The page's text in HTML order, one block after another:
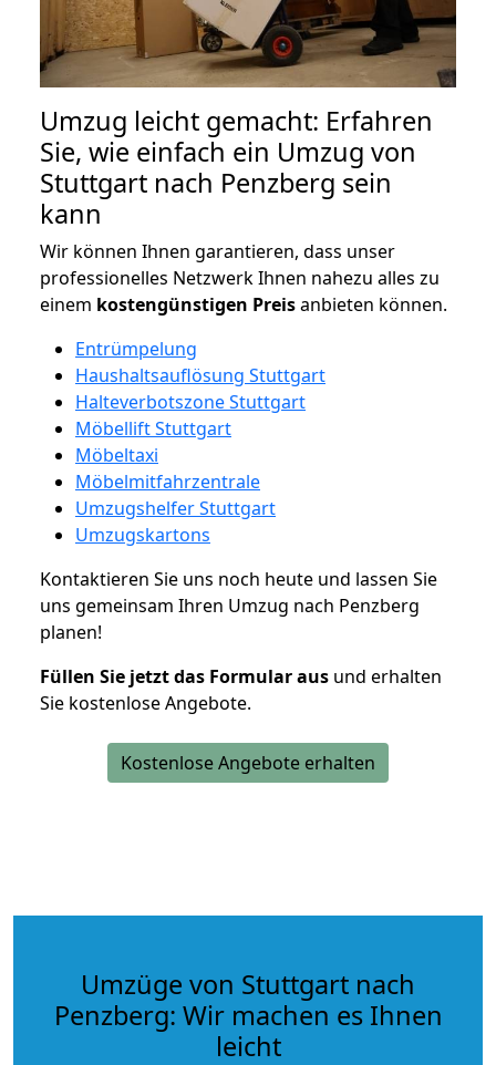
Umzug leicht gemacht: Erfahren
Sie, wie einfach ein Umzug von
Stuttgart nach Penzberg sein
kann
Wir können Ihnen garantieren, dass unser
professionelles Netzwerk Ihnen nahezu alles zu
einem kostengünstigen Preisanbieten können.
Entrümpelung
Haushaltsauflösung Stuttgart
Halteverbotszone Stuttgart
Möbellift Stuttgart
Möbeltaxi
Möbelmitfahrzentrale
Umzugshelfer Stuttgart
Umzugskartons
Kontaktieren Sie uns noch heute und lassen Sie
uns gemeinsam Ihren Umzug nach Penzberg
planen!
Füllen Sie jetzt das Formular aus und erhalten
Sie kostenlose Angebote.
Kostenlose Angebote erhalten
Umzüge von Stuttgart nach
Penzberg: Wir machen es Ihnen
leicht